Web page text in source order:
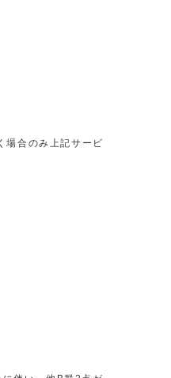
場合のみ上記サービ